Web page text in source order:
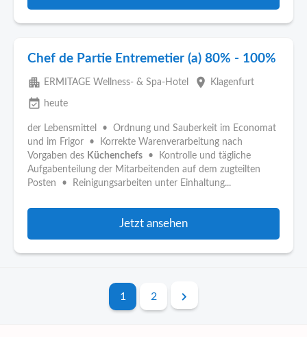
Chef de Partie Entremetier (a) 80% - 100%
apartment ERMITAGE Wellness- & Spa-Hotel place Klagenfurt
event_available heute
der Lebensmittel • Ordnung und Sauberkeit im Economat
und im Frigor • Korrekte Warenverarbeitung nach
Vorgaben des Küchenchefs • Kontrolle und tägliche
Aufgabenteilung der Mitarbeitenden auf dem zugteilten
Posten • Reinigungsarbeiten unter Einhaltung...
Jetzt ansehen
1 2